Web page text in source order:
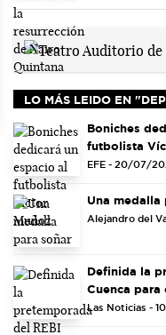
LO MÁS LEIDO EN
Boniches
futbolista
EFE - 20/07/
Una medalla
Alejandro del
Definida la
Cuenca
Las Noticias -